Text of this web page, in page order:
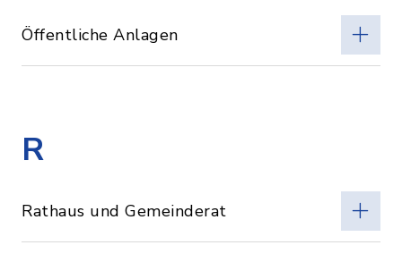
Öffentliche Anlagen
R
Rathaus und Gemeinderat